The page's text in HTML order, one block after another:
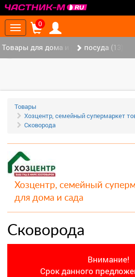
Toggle
navigation
0
Товары для дома и офиса (117)
посуда (13)
Товары
Хозцентр, семейный супермаркет
Сковорода
Хозцентр, семейный
для дома и сада
Сковорода
Внимание!
Срок данного
‹